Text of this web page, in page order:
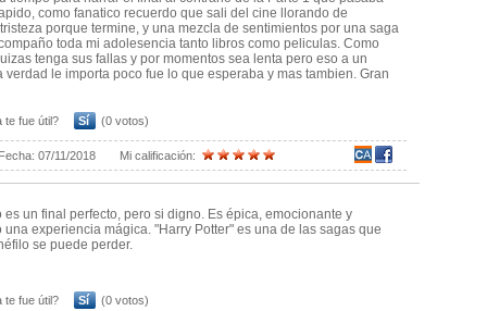
como fanatico recuerdo que sali del cine llorando de
porque termine, y una mezcla de sentimientos por una saga
toda mi adolesencia tanto libros como peliculas. Como
tenga sus fallas y por momentos sea lenta pero eso a un
verdad le importa poco fue lo que esperaba y mas tambien. Gran
te fue útil? Sí (0 votos)
07/11/2018 Mi calificación:
es un final perfecto, pero si digno. Es épica, emocionante y
una experiencia mágica. "Harry Potter" es una de las sagas que
se puede perder.
te fue útil? Sí (0 votos)